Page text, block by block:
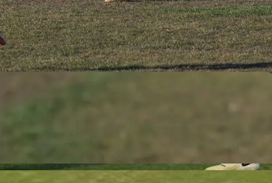
Autor:
Redakcija
21:54, 06.04.2026